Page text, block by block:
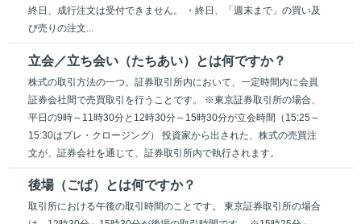
終日、成行注文は受付できません。 ・終日、「週末まで」の買い及
び売りの注文...
立会／立ち会い（たちあい）とは何ですか？
株式の取引方法の一つ。証券取引所内において、一定時間内に会員
証券会社間で売買取引を行うことです。 ※東京証券取引所の場合、
平日の9時～11時30分と12時30分～15時30分が立会時間（15:25～
15:30はプレ・クロージング） 投資家から出された、株式の売買注
文が、証券会社を通じて、証券取引所内で執行されます。
後場（ごば）とは何ですか？
取引所における午後の取引時間のことです。 東京証券取引所の場合